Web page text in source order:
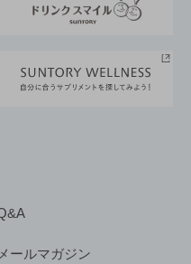
メールマガジン